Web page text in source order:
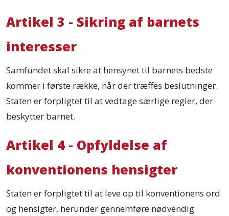
Artikel 3 - Sikring af barnets
interesser
Samfundet skal sikre at hensynet til barnets bedste
kommer i første række, når der træffes beslutninger.
Staten er forpligtet til at vedtage særlige regler, der
beskytter barnet.
Artikel 4 - Opfyldelse af
konventionens hensigter
Staten er forpligtet til at leve op til konventionens ord
og hensigter, herunder gennemføre nødvendig